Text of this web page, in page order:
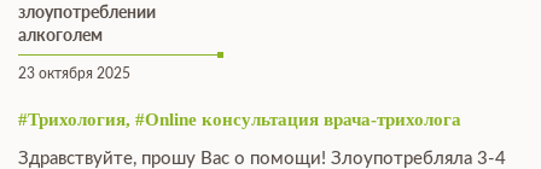
злоупотреблении
алкоголем
23 октября 2025
#Трихология, #Online консультация врача-трихолога
Здравствуйте, прошу Вас о помощи! Злоупотребляла 3-4